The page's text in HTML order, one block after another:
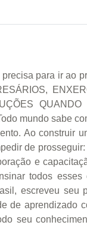
para ir ao
mundo sabe
Ao construir
de
e
todos
escreveu
de aprendizado
seu